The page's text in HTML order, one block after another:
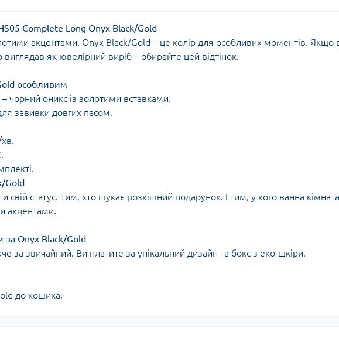
Complete Long Onyx Black/Gold
акцентами. Onyx Black/Gold – це колір для особливих моментів. Якщо
як ювелірний виріб – обирайте цей відтінок.
особливим
чорний оникс із золотими вставками.
завивки довгих пасом.
Gold
свій статус. Тим, хто шукає розкішний подарунок. І тим, у кого ванна
акцентами.
за Onyx Black/Gold
за звичайний. Ви платите за унікальний дизайн та бокс з еко-шкіри.
до кошика.